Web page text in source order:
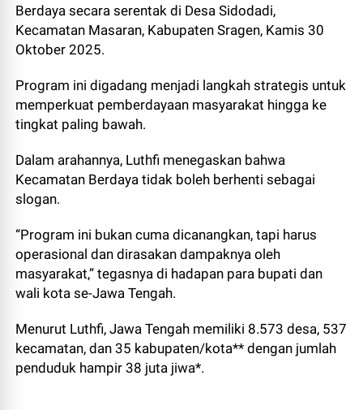
Berdaya secara serentak di Desa Sidodadi,
Kecamatan Masaran, Kabupaten Sragen, Kamis 30
Oktober 2025.
Program ini digadang menjadi langkah strategis untuk
memperkuat pemberdayaan masyarakat hingga ke
tingkat paling bawah.
Dalam arahannya, Luthfi menegaskan bahwa
Kecamatan Berdaya tidak boleh berhenti sebagai
slogan.
“Program ini bukan cuma dicanangkan, tapi harus
operasional dan dirasakan dampaknya oleh
masyarakat,” tegasnya di hadapan para bupati dan
wali kota se-Jawa Tengah.
Menurut Luthfi, Jawa Tengah memiliki 8.573 desa, 537
kecamatan, dan 35 kabupaten/kota** dengan jumlah
penduduk hampir 38 juta jiwa*.